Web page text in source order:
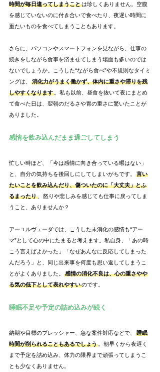
時間が毎日違ってしまうことは珍しくありません。空腹
を感じていないのに付き合いで食べたり、夜遅い時間に
重たいものを食べてしまうこともあります。
さらに、パソコンやスマートフォンを見ながら、仕事の
続きをしながら食事を済ませてしまう場面も多いのでは
ないでしょうか。こうした“ながら食べ”や不規則なタイミ
ングは、
消化力がうまく働かず、体内に重さや滞りを残
しやすくなります 。私も以前、昼食を抜いて夜にまとめ
て食べた日は、翌朝のだるさや胃の重さに驚いたことが
ありました。
感情を飲み込んだまま過ごしてしまう
忙しい時ほど、「今は感情に向き合っている暇はない」
と、自分の気持ちを後回しにしてしまいがちです。
言い
たいことを飲み込んだり、傷ついたのに「大丈夫」とふ
るまったり
、怒りや悲しみを感じても仕事に戻ってしま
うこと、ありませんか？
アーユルヴェーダでは、こうした未消化の感情も“アー
マ”として心の中にたまると考えます。私自身、「あの時
こう言えばよかった」「なぜあんなに反応してしまった
んだろう」と、同じ出来事を何度も思い返してしまうこ
とがよくありました。
感情の消化不良は、心の重さやや
る気の低下として表れやすいのです。
睡眠不足や予定の詰め込みが続く
納期や目標のプレッシャー、急な案件対応などで、
睡眠
時間が削られることもあるでしょう 。朝早くから夜遅く
まで予定を詰め込み、体力の限界まで頑張ってしまうこ
とも少なくありません。